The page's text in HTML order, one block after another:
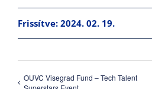
Frissítve: 2024. 02. 19.
OUVC Visegrad Fund – Tech Talent